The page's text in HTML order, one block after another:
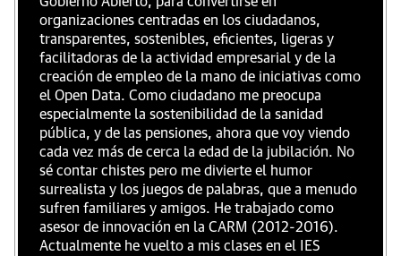
organizaciones centradas en los ciudadanos,
transparentes, sostenibles, eficientes, ligeras y
facilitadoras de la actividad empresarial y de la
creación de empleo de la mano de iniciativas como
el Open Data. Como ciudadano me preocupa
especialmente la sostenibilidad de la sanidad
pública, y de las pensiones, ahora que voy viendo
cada vez más de cerca la edad de la jubilación. No
sé contar chistes pero me divierte el humor
surrealista y los juegos de palabras, que a menudo
sufren familiares y amigos. He trabajado como
asesor de innovación en la CARM (2012-2016).
Actualmente he vuelto a mis clases en el IES